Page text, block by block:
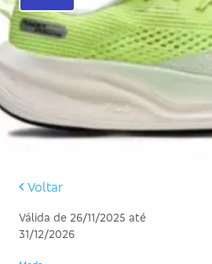
Voltar
Válida de 26/11/2025 até
31/12/2026